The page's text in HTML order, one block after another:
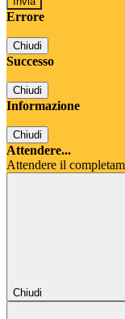
Errore
Chiudi
Successo
Chiudi
Informazione
Chiudi
Attendere...
Attendere il
Chiudi